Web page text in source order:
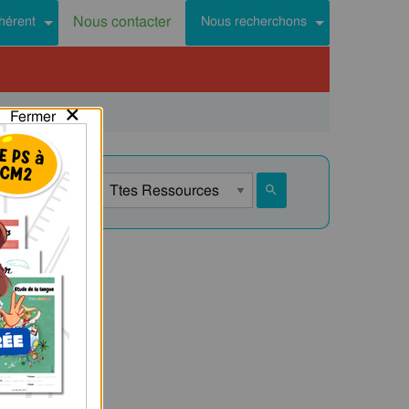
Nous contacter Nous recherchons
Fermer×